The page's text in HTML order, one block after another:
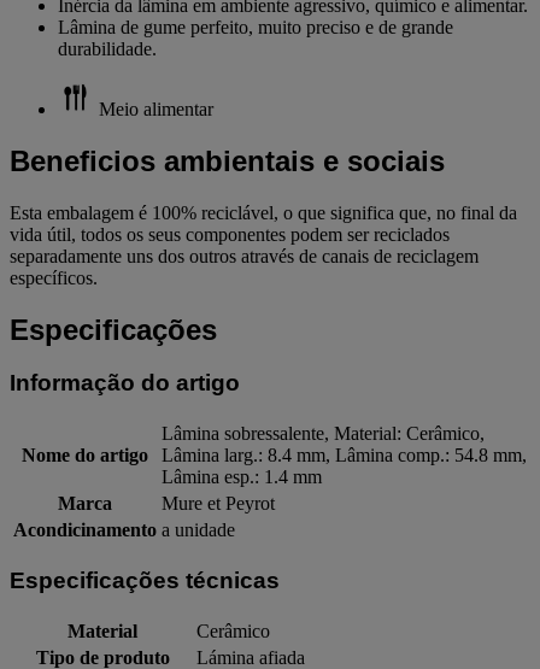
Inércia da lâmina em ambiente agressivo, químico e alimentar.
Lâmina de gume perfeito, muito preciso e de grande
durabilidade.
Meio alimentar
Beneficios ambientais e sociais
Esta embalagem é 100% reciclável, o que significa que, no final da
vida útil, todos os seus componentes podem ser reciclados
separadamente uns dos outros através de canais de reciclagem
específicos.
Especificações
Informação do artigo
Nome do artigo
Lâmina sobressalente, Material: Cerâmico,
Lâmina larg.: 8.4 mm, Lâmina comp.: 54.8 mm,
Lâmina esp.: 1.4 mm
Marca
Mure et Peyrot
Acondicinamento a unidade
Especificações técnicas
Material
Cerâmico
Tipo de produto
Lámina afiada